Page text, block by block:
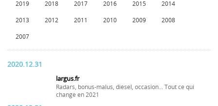
2019 2018 2017 2016 2015 2014
2013 2012 2011 2010 2009 2008
2007
2020.12.31
largus.fr
Radars, bonus-malus, diesel, occasion... Tout ce qui
change en 2021